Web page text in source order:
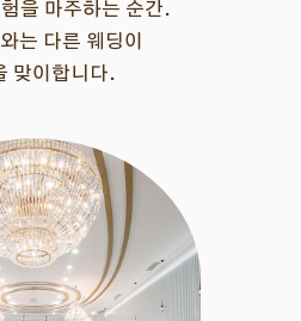
을 마주하는 순간.
는 다른 웨딩이
맞이합니다.